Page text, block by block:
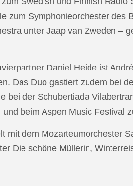
zum Symphonieorchester des
unter Jaap van Zweden –
Daniel Heide ist
Das Duo gastiert zudem bei
bei der Schubertiada
beim Aspen Music Festival
dem Mozarteumorchester
Die schöne Müllerin,